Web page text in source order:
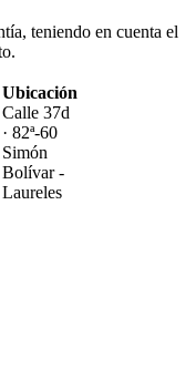
teniendo en cuenta el
Ubicación
Calle 37d
· 82ª-60
Simón
Bolívar -
Laureles